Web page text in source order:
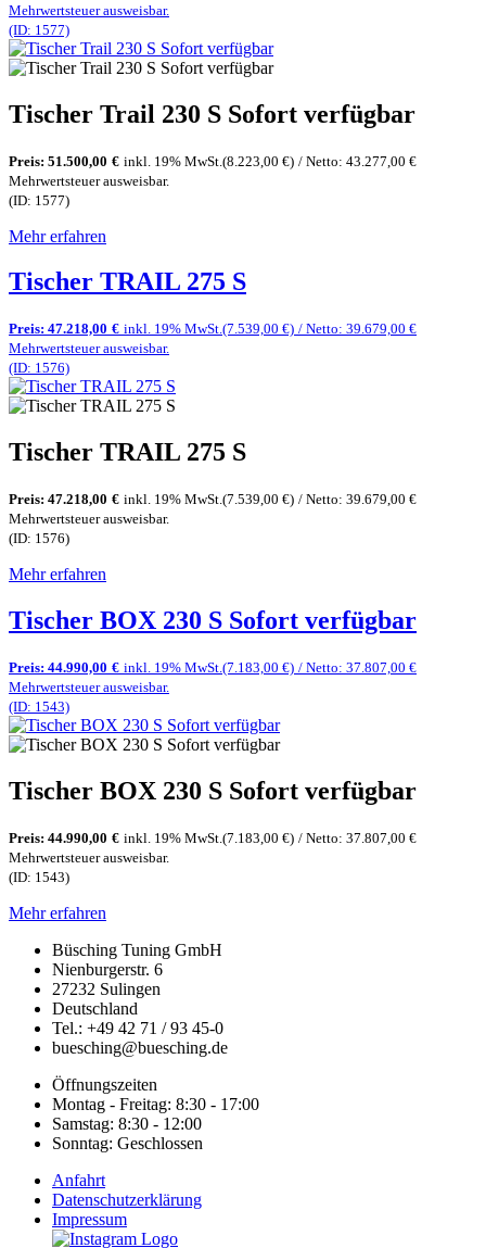
Mehrwertsteuer ausweisbar.
(ID: 1577)
Tischer Trail 230 S Sofort verfügbar
Preis: 51.500,00 € inkl. 19% MwSt. (8.223,00 €) / Netto: 43.277,00 €
Mehrwertsteuer ausweisbar.
(ID: 1577)
Mehr erfahren
Tischer TRAIL 275 S
Preis: 47.218,00 € inkl. 19% MwSt.(7.539,00 €) / Netto: 39.679,00 €
Mehrwertsteuer ausweisbar.
(ID: 1576)
Tischer TRAIL 275 S
Preis: 47.218,00 € inkl. 19% MwSt.(7.539,00 €) / Netto: 39.679,00 €
Mehrwertsteuer ausweisbar.
(ID: 1576)
Mehr erfahren
Tischer BOX 230 S Sofort verfügbar
Preis: 44.990,00 € inkl. 19% MwSt. (7.183,00 €) / Netto: 37.807,00 €
Mehrwertsteuer ausweisbar.
(ID: 1543)
Tischer BOX 230 S Sofort verfügbar
Preis: 44.990,00 € inkl. 19% MwSt. (7.183,00 €) / Netto: 37.807,00 €
Mehrwertsteuer ausweisbar.
(ID: 1543)
Mehr erfahren
Büsching Tuning GmbH
Nienburgerstr. 6
27232 Sulingen
Deutschland
Tel.: +49 42 71 / 93 45-0
buesching@buesching.de
Öffnungszeiten
Montag - Freitag: 8:30 - 17:00
Samstag: 8:30 - 12:00
Sonntag: Geschlossen
Anfahrt
Datenschutzerklärung
Impressum